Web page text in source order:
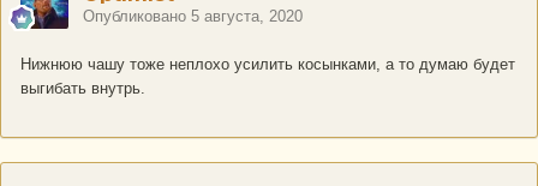
Опубликовано 5 августа, 2020
Нижнюю чашу тоже неплохо усилить косынками, а то думаю будет
выгибать внутрь.